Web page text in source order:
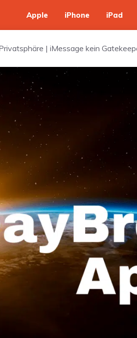
Apple iPhone iPad
| iMessage kein